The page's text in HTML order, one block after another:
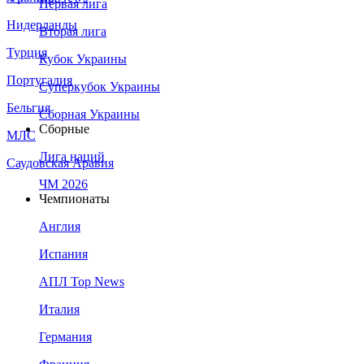
Нидерланды
Турция
Португалия
Бельгия
МЛС
Саудовская Аравия
Первая лига
Вторая лига
Кубок Украины
Суперкубок Украины
Сборная Украины
Сборные
Лига наций
ЧМ 2026
Чемпионаты
Англия
Испания
АПЛ Top News
Италия
Германия